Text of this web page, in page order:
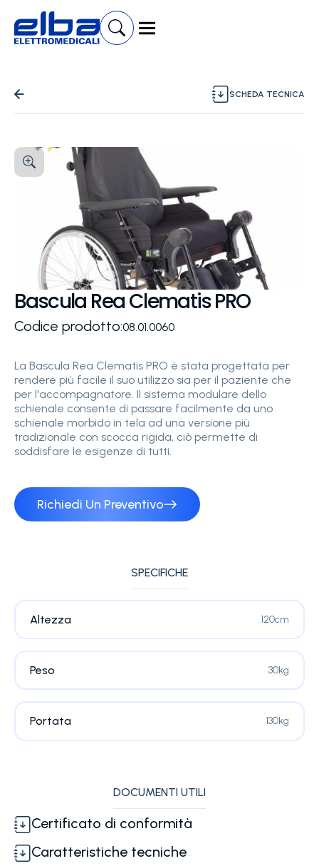
SCHEDA TECNICA
Bascula Rea Clematis PRO
Codice prodotto:08.01.0060
La Bascula Rea Clematis PRO è stata progettata per
rendere più facile il suo utilizzo sia per il paziente che
per l'accompagnatore. Il sistema modulare dello
schienale consente di passare facilmente da uno
schienale morbido in tela ad una versione più
tradizionale con scocca rigida, ciò permette di
soddisfare le esigenze di tutti.
Richiedi Un Preventivo
SPECIFICHE
Altezza 120cm
Peso 30kg
Portata 130kg
DOCUMENTI UTILI
Certificato di conformità
Caratteristiche tecniche